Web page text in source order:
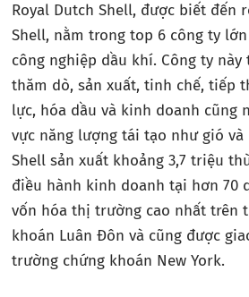
Royal Dutch Shell, được biết đến
Shell, nằm trong top 6 công ty
công nghiệp dầu khí. Công ty này
thăm dò, sản xuất, tinh chế, tiếp
lực, hóa dầu và kinh doanh cũng
vực năng lượng tái tạo như gió
Shell sản xuất khoảng 3,7 triệu
điều hành kinh doanh tại hơn 70
vốn hóa thị trường cao nhất trên
khoán Luân Đôn và cũng được
trường chứng khoán New York.